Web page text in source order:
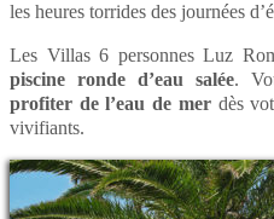
les heures torrides des journées
Les Villas 6 personnes Luz
piscine ronde d’eau salée.
profiter de l’eau de merdès
vivifiants.